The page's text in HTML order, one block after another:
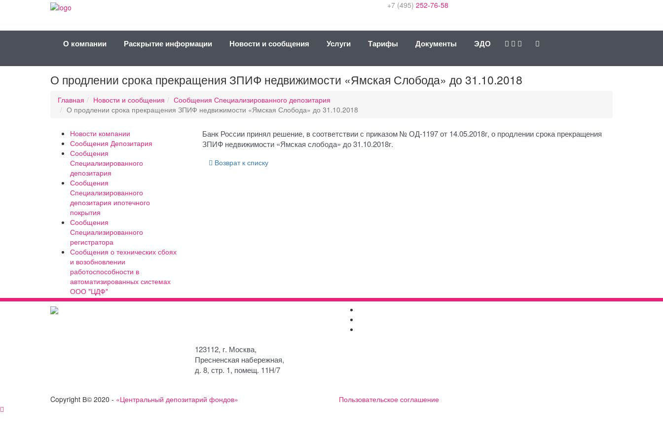
+7 (495) 252-76-58
О компании Раскрытие информации Новости и сообщения Услуги Тарифы Документы ЭДО
О продлении срока прекращения ЗПИФ недвижимости «Ямская Слобода» до 31.10.2018
Главная Новости и сообщения
Сообщения Специализированного депозитария
О продлении срока прекращения ЗПИФ недвижимости «Ямская Слобода» до 31.10.2018
Новости компании
Сообщения Депозитария
Сообщения
Специализированного
депозитария
Сообщения
Специализированного
депозитария ипотечного
покрытия
Сообщения
Специализированного
регистратора
Сообщения о технических сбоях
и возобновлении
работоспособности в
автоматизированных системах
ООО "ЦДФ"
Банк России принял решение, в соответствии с приказом № ОД-1197 от 14.05.2018г, о продлении срока прекращения
ЗПИФ недвижимости «Ямская слобода» до 31.10.2018г.
Возврат к списку
123112, г. Москва,
Пресненская набережная,
д. 8, стр. 1, помещ. 11H/7
Copyright В© 2020 - «Центральный депозитарий фондов» Пользовательское соглашение